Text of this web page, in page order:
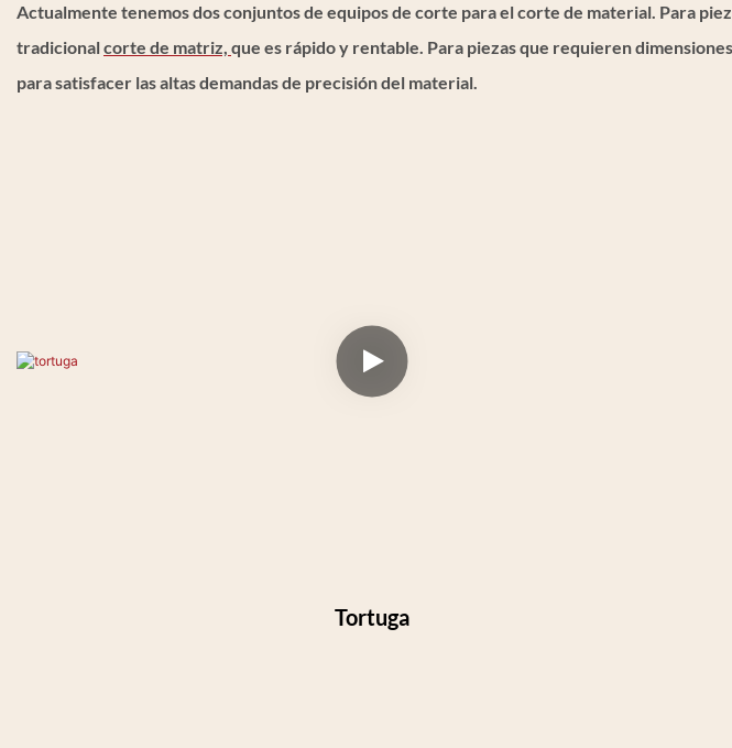
Actualmente tenemos dos conjuntos de equipos de corte para el corte de material. Para
tradicionalcorte de matriz, que es rápido y rentable. Para piezas que requieren
para satisfacer las altas demandas de precisión del material.
Tortuga